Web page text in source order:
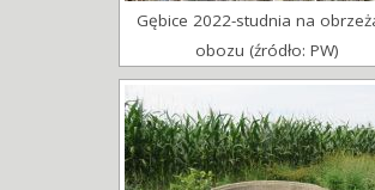
Gębice 2022-studnia na
obozu (źródło: PW)